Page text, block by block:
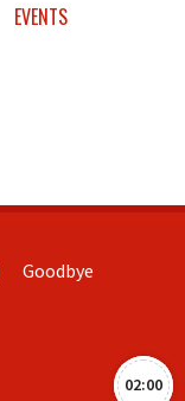
02:00
EVENTS
Goodbye